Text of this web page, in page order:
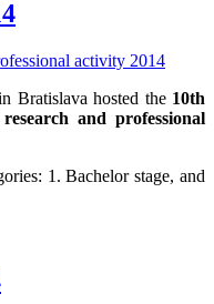
Bratislava hosted the 10th
and professional
1. Bachelor stage, and